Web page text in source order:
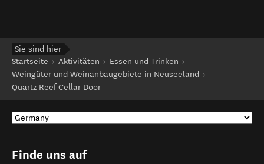
Sie sind hier
Startseite
Aktivitäten
Essen und Trinken
Weingüter und Weinanbaugebiete in Neuseeland
Quartz Reef Cellar Door
Finde uns auf